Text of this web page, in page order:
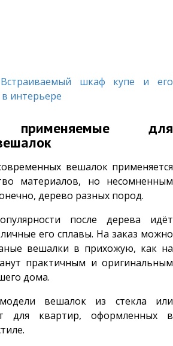
Встраиваемый шкаф купе и его
интерьере
применяемые для
вешалок применяется
материалов, но несомненным
дерево разных пород.
после дерева идёт
его сплавы. На заказ можно
вешалки в прихожую, как на
практичным и оригинальным
дома.
вешалок из стекла или
для квартир, оформленных в